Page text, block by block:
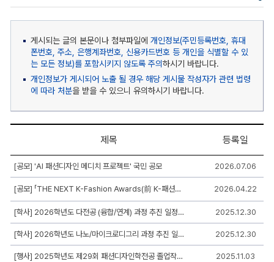
게시되는 글의 본문이나 첨부파일에 개인정보(주민등록번호, 휴대
폰번호, 주소, 은행계좌번호, 신용카드번호 등 개인을 식별할 수 있
는 모든 정보)를 포함시키지 않도록 주의하시기 바랍니다.
개인정보가 게시되어 노출 될 경우 해당 게시물 작성자가 관련 법령
에 따라 처분을 받을 수 있으니 유의하시기 바랍니다.
지
사
항
게
시
판
스
트
제목 등록일
[공모] 'AI 패션디자인 메디치 프로젝트' 국민 공모 2026.07.06
[공모] 「THE NEXT K-Fashion Awards(前 K-패션오디션)」 모집 공고 2026.04.22
[학사] 2026학년도 다전공 (융합/연계) 과정 추진 일정 안내 2025.12.30
[학사] 2026학년도 나노/마이크로디그리 과정 추진 일정 안내 2025.12.30
[행사] 2025학년도 제29회 패션디자인학전공 졸업작품전시회 2025.11.03